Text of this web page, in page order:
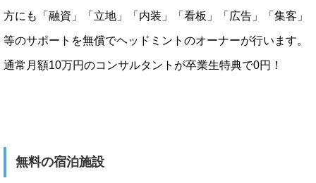
方にも「融資」「立地」「内装」「看板」「広告」「集客」
等のサポートを無償でヘッドミントのオーナーが行います。
通常月額10万円のコンサルタントが卒業生特典で0円！
無料の宿泊施設